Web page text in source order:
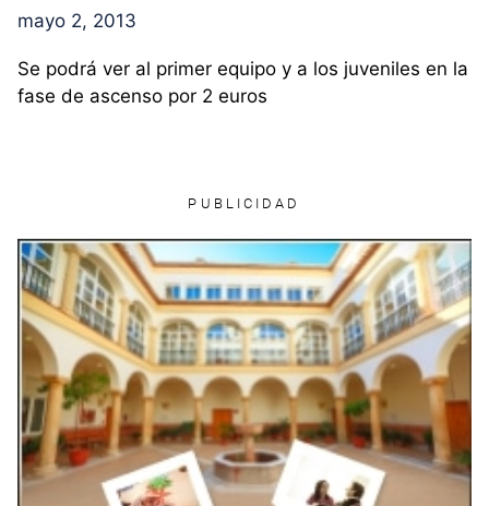
mayo 2, 2013
Se podrá ver al primer equipo y a los juveniles en la
fase de ascenso por 2 euros
PUBLICIDAD